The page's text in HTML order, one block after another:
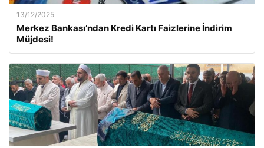
13/12/2025
Merkez Bankası’ndan Kredi Kartı Faizlerine İndirim
Müjdesi!